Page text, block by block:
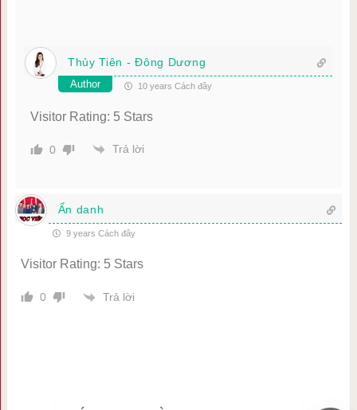
Thủy Tiên - Đông Dương
Author 10 years Cách đây
Visitor Rating: 5 Stars
0 Trả lời
Ẩn danh
9 years Cách đây
Visitor Rating: 5 Stars
0 Trả lời